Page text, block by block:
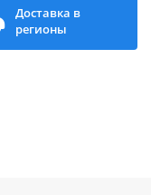
Доставка в
регионы